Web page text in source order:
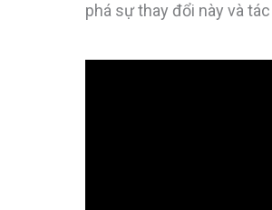
phá sự thay đổi này và